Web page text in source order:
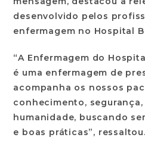
desenvolvido pelos
enfermagem no Hospital
“A Enfermagem do
é uma enfermagem de
acompanha os nossos
conhecimento,
humanidade, buscando
e boas práticas”, ressaltou.